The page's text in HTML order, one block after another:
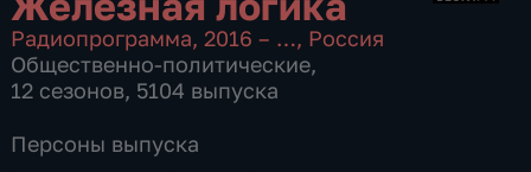
Радиопрограмма, 2016 – …, Россия
Общественно-политические,
12 сезонов, 5104 выпуска
Персоны выпуска